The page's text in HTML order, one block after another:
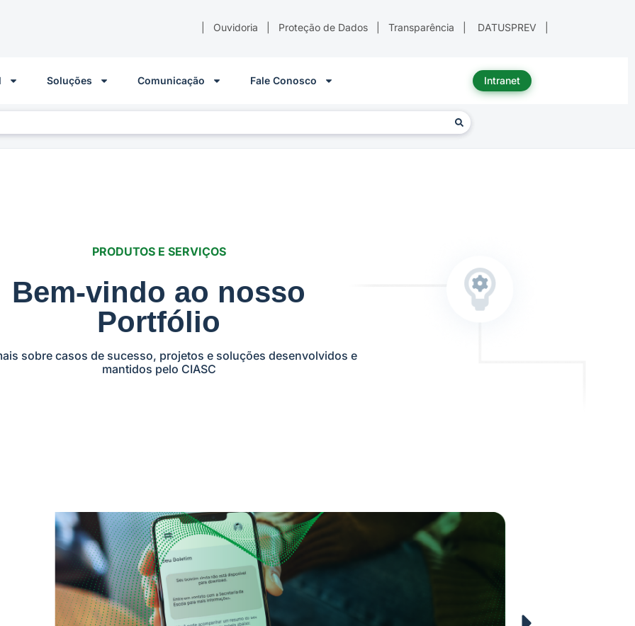
Ouvidoria Proteção de Dados Transparência DATUSPREV
Soluções Comunicação Fale Conosco Intranet
PRODUTOS E SERVIÇOS
Bem-vindo ao nosso
Portfólio
sobre casos de sucesso, projetos e soluções desenvolvidos e
mantidos pelo CIASC